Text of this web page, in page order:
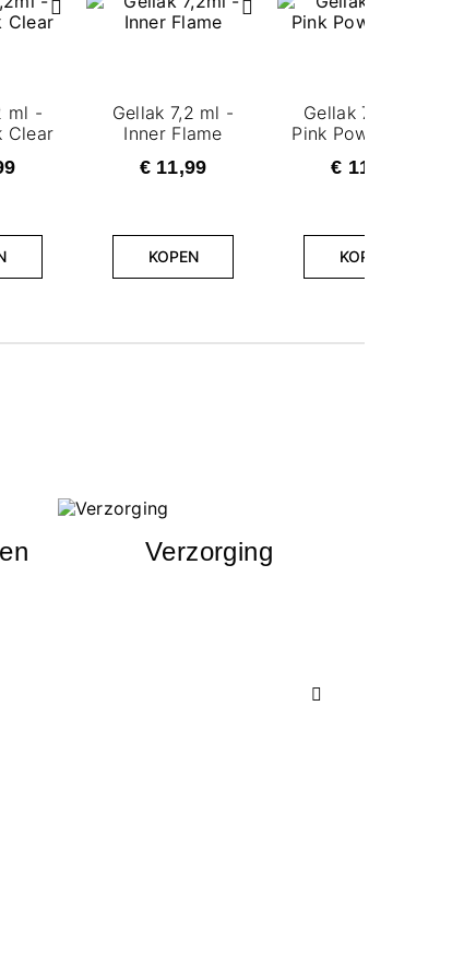
ml -
Clear
Gellak 7,2 ml -
Inner Flame
€ 11,99
KOPEN
Gellak 7,2 ml -
Pink Power Pulse
€ 11,99
KOPEN
Verzorging